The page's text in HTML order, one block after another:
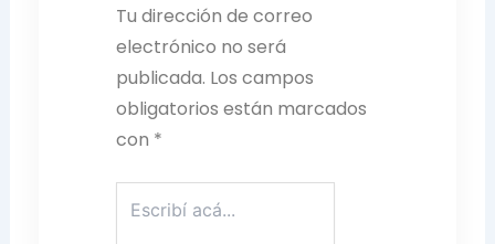
Tu dirección de correo
electrónico no será
publicada. Los campos
obligatorios están marcados
con *
acá...